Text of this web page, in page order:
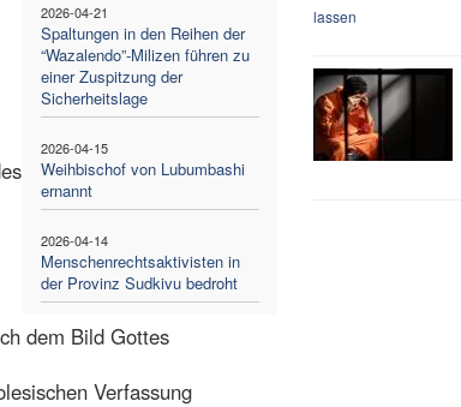
2026-04-21
Spaltungen in den Reihen der
“Wazalendo”-Milizen führen zu
einer Zuspitzung der
Sicherheitslage
2026-04-15
Weihbischof von Lubumbashi
ernannt
2026-04-14
Menschenrechtsaktivisten in
der Provinz Sudkivu bedroht
dem Bild Gottes
Verfassung
lassen